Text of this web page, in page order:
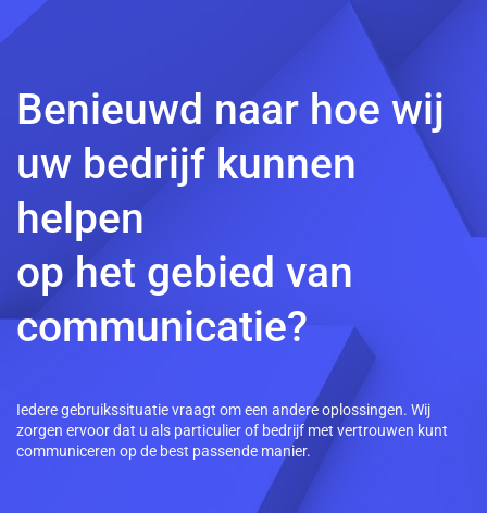
Benieuwd naar hoe wij
uw bedrijf kunnen
helpen
op het gebied van
communicatie?
Iedere gebruikssituatie vraagt om een andere oplossingen. Wij
zorgen ervoor dat u als particulier of bedrijf met vertrouwen kunt
communiceren op de best passende manier.